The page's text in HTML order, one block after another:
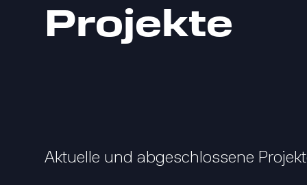
Projekte
Aktuelle und abgeschlossene